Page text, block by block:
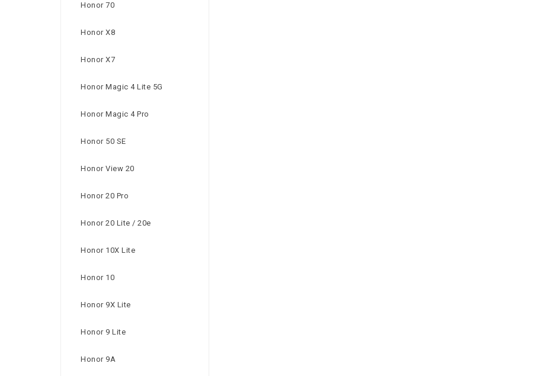
Honor 70
Honor X8
Honor X7
Honor Magic 4 Lite 5G
Honor Magic 4 Pro
Honor 50 SE
Honor View 20
Honor 20 Pro
Honor 20 Lite / 20e
Honor 10X Lite
Honor 10
Honor 9X Lite
Honor 9 Lite
Honor 9A